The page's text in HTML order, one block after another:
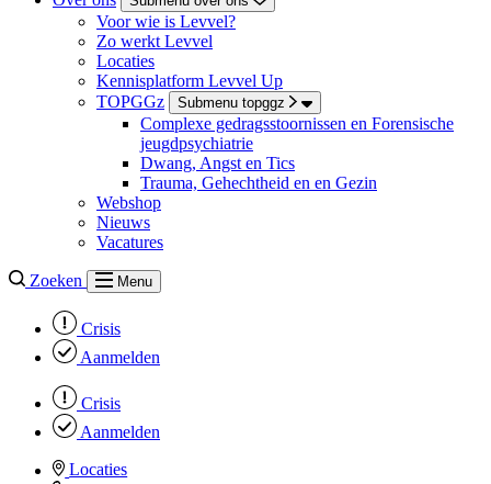
Voor wie is Levvel?
Zo werkt Levvel
Locaties
Kennisplatform Levvel Up
TOPGGz
Submenu topggz
Complexe gedragsstoornissen en Forensische
jeugdpsychiatrie
Dwang, Angst en Tics
Trauma, Gehechtheid en en Gezin
Webshop
Nieuws
Vacatures
Zoeken Menu
Crisis
Aanmelden
Crisis
Aanmelden
Locaties